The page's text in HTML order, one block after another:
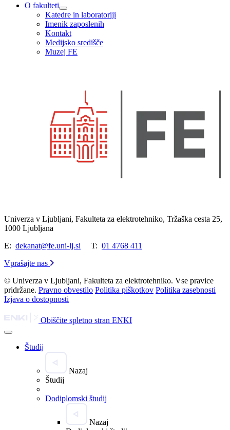
O fakulteti
Katedre in laboratoriji
Imenik zaposlenih
Kontakt
Medijsko središče
Muzej FE
Univerza v Ljubljani, Fakulteta za elektrotehniko, Tržaška cesta 25,
1000 Ljubljana
E: dekanat@fe.uni-lj.si T: 01 4768 411
Vprašajte nas
© Univerza v Ljubljani, Fakulteta za elektrotehniko. Vse pravice
pridržane. Pravno obvestilo Politika piškotkov Politika zasebnosti
Izjava o dostopnosti
Obiščite spletno stran ENKI
Študij
Nazaj
Študij
Dodiplomski študij
Nazaj